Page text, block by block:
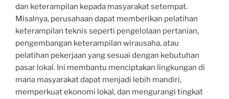
dan keterampilan kepada masyarakat setempat.
Misalnya, perusahaan dapat memberikan pelatihan
keterampilan teknis seperti pengelolaan pertanian,
pengembangan keterampilan wirausaha, atau
pelatihan pekerjaan yang sesuai dengan kebutuhan
pasar lokal. Ini membantu menciptakan lingkungan di
mana masyarakat dapat menjadi lebih mandiri,
memperkuat ekonomi lokal, dan mengurangi tingkat